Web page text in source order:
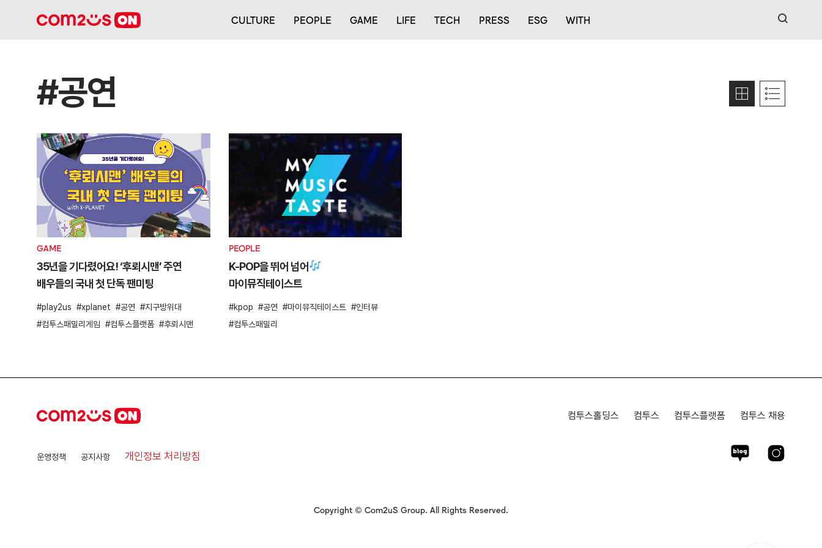
CULTURE PEOPLE GAME LIFE TECH PRESS ESG WITH 검색
#공연
GAME
35년을 기다렸어요! ‘후뢰시맨’ 주연
배우들의 국내 첫 단독 팬미팅
play2us xplanet 공연
지구방위대
컴투스패밀리게임
컴투스플랫폼 후뢰시맨
PEOPLE
K-POP을 뛰어 넘어
마이뮤직테이스트
kpop 공연 마이뮤직테이스트
인터뷰
컴투스패밀리
운영정책 공지사항 개인정보 처리방침
컴투스홀딩스 컴투스 컴투스플랫폼 컴투스 채용
Copyright © Com2uS Group. All Rights Reserved.